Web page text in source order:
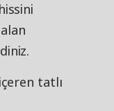
tatlı